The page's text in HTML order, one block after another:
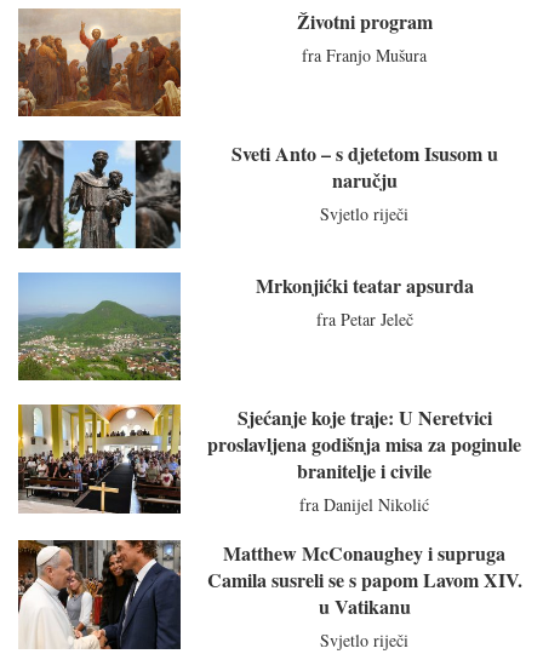
Životni program
fra Franjo Mušura
Sveti Anto – s djetetom Isusom u
naručju
Svjetlo riječi
Mrkonjićki teatar apsurda
fra Petar Jeleč
Sjećanje koje traje: U Neretvici
proslavljena godišnja misa za poginule
branitelje i civile
fra Danijel Nikolić
Matthew McConaughey i supruga
Camila susreli se s papom Lavom XIV.
u Vatikanu
Svjetlo riječi